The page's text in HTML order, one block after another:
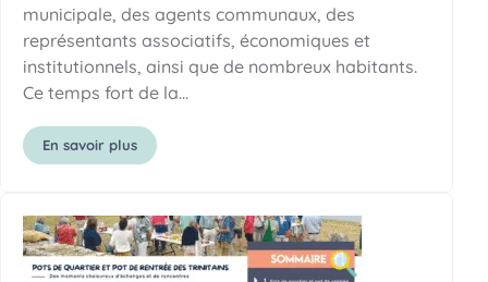
municipale, des agents communaux, des
représentants associatifs, économiques et
institutionnels, ainsi que de nombreux habitants.
Ce temps fort de la…
En savoir plus